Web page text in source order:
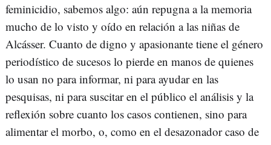
feminicidio, sabemos algo: aún repugna a la memoria
mucho de lo visto y oído en relación a las niñas de
Alcásser. Cuanto de digno y apasionante tiene el género
periodístico de sucesos lo pierde en manos de quienes
lo usan no para informar, ni para ayudar en las
pesquisas, ni para suscitar en el público el análisis y la
reflexión sobre cuanto los casos contienen, sino para
alimentar el morbo, o, como en el desazonador caso de